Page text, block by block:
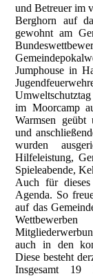
und Betreuer im
Berghorn auf
gewohnt am
Jumphouse in
im Moorcamp
Warmsen geübt
und
wurden
Hilfeleistung,
Spieleabende,
Auch für
Agenda. So
auf das
auch in den
Diese besteht
Insgesamt 19